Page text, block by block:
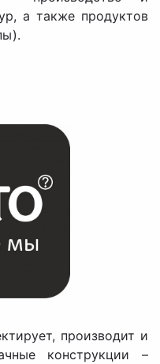
а также продуктов
производит и
конструкции –